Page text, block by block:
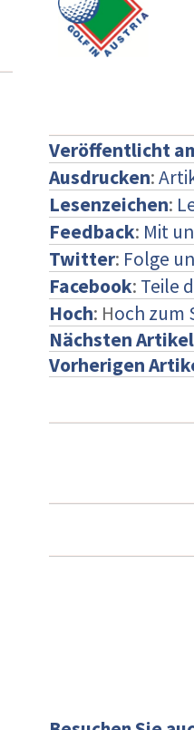
Veröffentlicht
Ausdrucken:
Lesenzeichen:
Feedback: Mit
Twitter: Folge
Facebook: Teile
Hoch: Hoch zum
Nächsten Artikel
Vorherigen